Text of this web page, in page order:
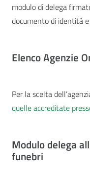
modulo di delega
documento di identità
Elenco Agenzie
Per la scelta
quelle accreditate
Modulo delega
funebri